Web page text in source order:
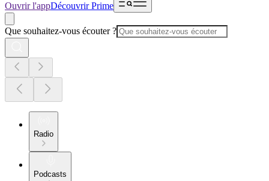
Ouvrir l'appDécouvrir Prime
Que souhaitez-vous écouter ?
Radio
Podcasts